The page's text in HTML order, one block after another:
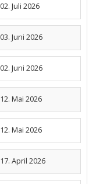
02. Juli 2026
03. Juni 2026
02. Juni 2026
12. Mai 2026
12. Mai 2026
17. April 2026